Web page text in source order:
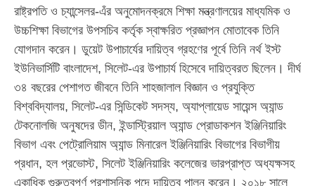
রাষ্ট্রপতি ও চ্যান্সেলর-এঁর অনুমোদনক্রমে শিক্ষা মন্ত্রণালয়ের মাধ্যমিক ও
উচ্চশিক্ষা বিভাগের উপসচিব কর্তৃক স্বাক্ষরিত প্রজ্ঞাপন মোতাবেক তিনি
যোগদান করেন। ডুয়েট উপাচার্যের দায়িত্ব গ্রহণের পূর্বে তিনি নর্থ ইস্ট
ইউনিভার্সিটি বাংলাদেশ, সিলেট-এর উপাচার্য হিসেবে দায়িত্বরত ছিলেন। দীর্ঘ
৩৪ বছরের পেশাগত জীবনে তিনি শাহজালাল বিজ্ঞান ও প্রযুক্তি
বিশ্ববিদ্যালয়, সিলেট-এর সিন্ডিকেট সদস্য, অ্যাপ্লায়েড সায়েন্স অ্যান্ড
টেকনোলজি অনুষদের ডীন, ইন্ডাস্ট্রিয়াল অ্যান্ড প্রোডাকশন ইঞ্জিনিয়ারিং
বিভাগ এবং পেট্রোলিয়াম অ্যান্ড মিনারেল ইঞ্জিনিয়ারিং বিভাগের বিভাগীয়
প্রধান, হল প্রভোস্ট, সিলেট ইঞ্জিনিয়ারিং কলেজের ভারপ্রাপ্ত অধ্যক্ষসহ
একাধিক গুরুত্বপূর্ণ প্রশাসনিক পদে দায়িত্ব পালন করেন। ২০১৮ সালে